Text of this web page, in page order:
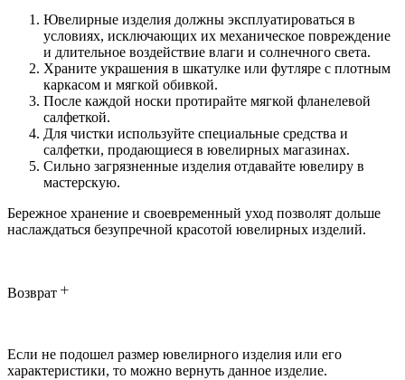
Ювелирные изделия должны эксплуатироваться в
условиях, исключающих их механическое повреждение
и длительное воздействие влаги и солнечного света.
Храните украшения в шкатулке или футляре с плотным
каркасом и мягкой обивкой.
После каждой носки протирайте мягкой фланелевой
салфеткой.
Для чистки используйте специальные средства и
салфетки, продающиеся в ювелирных магазинах.
Сильно загрязненные изделия отдавайте ювелиру в
мастерскую.
Бережное хранение и своевременный уход позволят дольше
наслаждаться безупречной красотой ювелирных изделий.
Возврат
Если не подошел размер ювелирного изделия или его
характеристики, то можно вернуть данное изделие.